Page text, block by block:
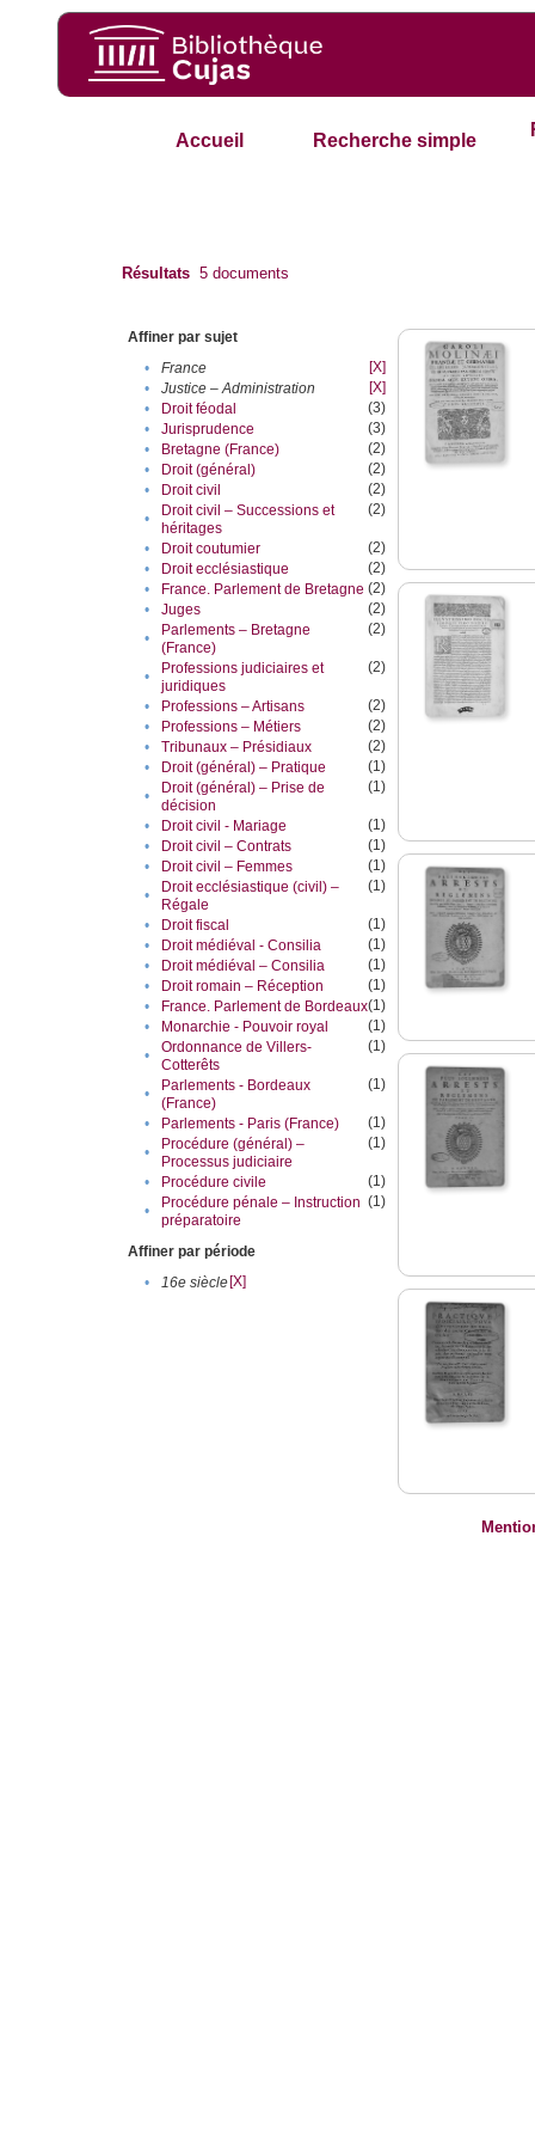
Accueil Recherche simple
Résultats 5 documents
Affiner par sujet
•
France
[X]
•
Justice – Administration
[X]
•
Droit féodal
(3)
•
Jurisprudence
(3)
•
Bretagne (France)
(2)
•
Droit (général)
(2)
•
Droit civil
(2)
•
Droit civil – Successions et
héritages
(2)
• Droit coutumier
(2)
•
Droit ecclésiastique
(2)
•
France. Parlement de Bretagne (2)
•
Juges
(2)
•
Parlements – Bretagne
(France)
(2)
•
Professions judiciaires et
juridiques
(2)
• Professions – Artisans
(2)
•
Professions – Métiers
(2)
•
Tribunaux – Présidiaux
(2)
•
Droit (général) – Pratique
(1)
•
Droit (général) – Prise de
décision
(1)
• Droit civil - Mariage
(1)
•
Droit civil – Contrats
(1)
•
Droit civil – Femmes
(1)
•
Droit ecclésiastique (civil) –
Régale
(1)
• Droit fiscal
(1)
•
Droit médiéval - Consilia
(1)
•
Droit médiéval – Consilia
(1)
•
Droit romain – Réception
(1)
•
France. Parlement de Bordeaux(1)
•
Monarchie - Pouvoir royal
(1)
•
Ordonnance de Villers-
Cotterêts
(1)
•
Parlements - Bordeaux
(France)
(1)
• Parlements - Paris (France)
(1)
•
Procédure (général) –
Processus judiciaire
(1)
• Procédure civile
(1)
•
Procédure pénale – Instruction
préparatoire
(1)
Affiner par période
•
16e siècle[X]